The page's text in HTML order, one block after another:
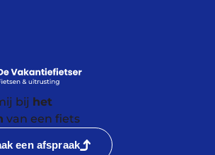
bij het
van een fiets
een afspraak